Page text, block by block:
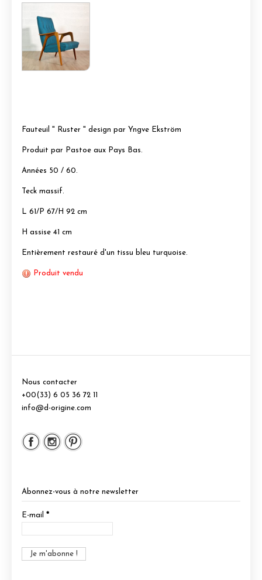
Fauteuil " Ruster " design par Yngve Ekström
Produit par Pastoe aux Pays Bas.
Années 50 / 60.
Teck massif.
L 61/P 67/H 92 cm
H assise 41 cm
Entièrement restauré d'un tissu bleu turquoise.
Produit vendu
Nous contacter
+00(33) 6 05 36 72 11
info@d-origine.com
Abonnez-vous à notre newsletter
E-mail *